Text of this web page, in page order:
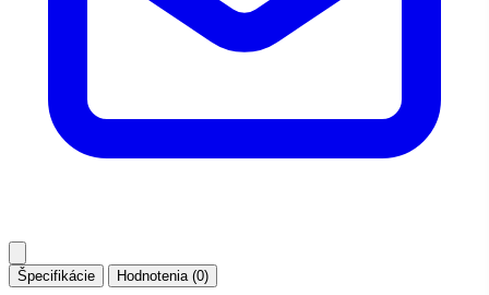
Špecifikácie Hodnotenia (0)